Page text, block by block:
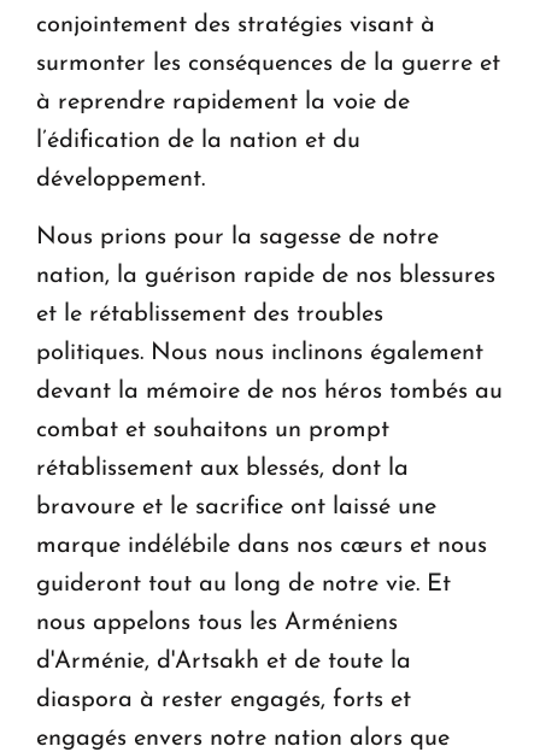
conjointement des stratégies visant à
surmonter les conséquences de la guerre et
à reprendre rapidement la voie de
l’édification de la nation et du
développement.
Nous prions pour la sagesse de notre
nation, la guérison rapide de nos blessures
et le rétablissement des troubles
politiques. Nous nous inclinons également
devant la mémoire de nos héros tombés au
combat et souhaitons un prompt
rétablissement aux blessés, dont la
bravoure et le sacrifice ont laissé une
marque indélébile dans nos cœurs et nous
guideront tout au long de notre vie. Et
nous appelons tous les Arméniens
d'Arménie, d'Artsakh et de toute la
diaspora à rester engagés, forts et
engagés envers notre nation alors que